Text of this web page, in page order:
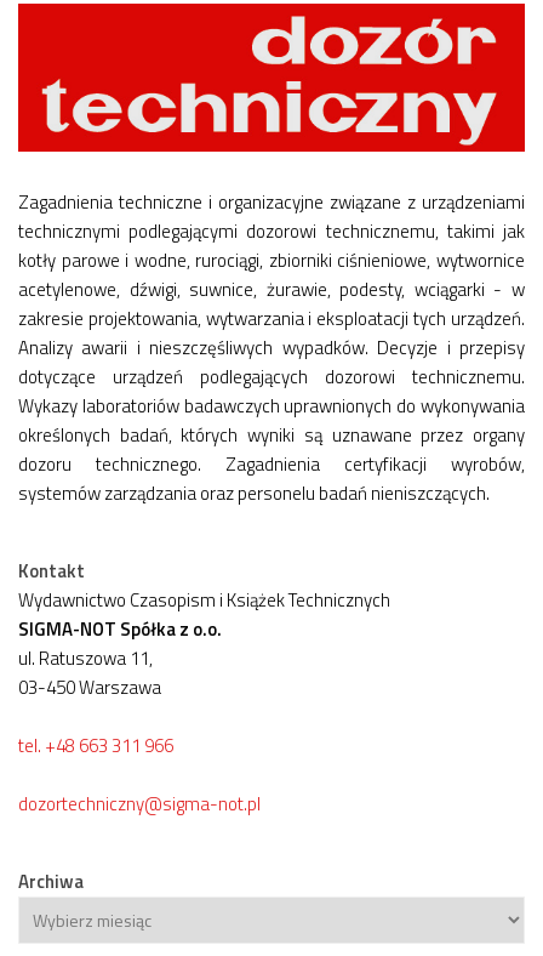
Zagadnienia techniczne i organizacyjne związane z urządzeniami
technicznymi podlegającymi dozorowi technicznemu, takimi jak
kotły parowe i wodne, rurociągi, zbiorniki ciśnieniowe, wytwornice
acetylenowe, dźwigi, suwnice, żurawie, podesty, wciągarki - w
zakresie projektowania, wytwarzania i eksploatacji tych urządzeń.
Analizy awarii i nieszczęśliwych wypadków. Decyzje i przepisy
dotyczące urządzeń podlegających dozorowi technicznemu.
Wykazy laboratoriów badawczych uprawnionych do wykonywania
określonych badań, których wyniki są uznawane przez organy
dozoru technicznego. Zagadnienia certyfikacji wyrobów,
systemów zarządzania oraz personelu badań nieniszczących.
Kontakt
Wydawnictwo Czasopism i Książek Technicznych
SIGMA-NOT Spółka z o.o.
ul. Ratuszowa 11,
03-450 Warszawa
tel. +48 663 311 966
dozortechniczny@sigma-not.pl
Archiwa
Archiwa